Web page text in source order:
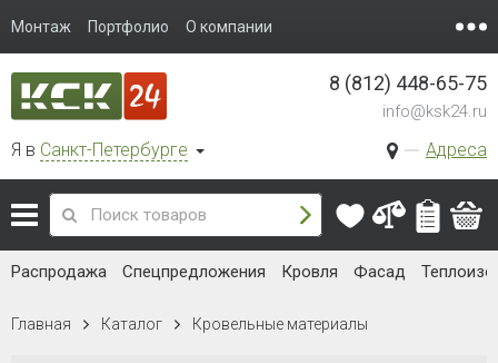
Монтаж Портфолио О компании
Я в Санкт-Петербурге Адреса
8 (812) 448-65-75
info@ksk24.ru
Распродажа Спецпредложения Кровля Фасад
Главная Каталог Кровельные материалы